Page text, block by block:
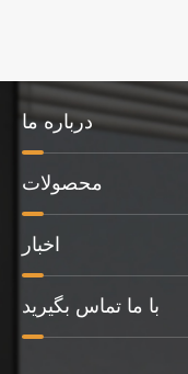
درباره ما
محصولات
اخبار
با ما تماس بگیرید